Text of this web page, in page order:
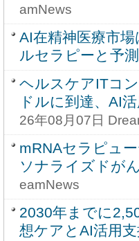
amNews
AI在精神医療市
ルセラピーと予
ヘルスケアITコ
ドルに到達、AI
26年08月07日
mRNAセラピュ
ソナライズドが
eamNews
2030年までに
想ケアとAI活用